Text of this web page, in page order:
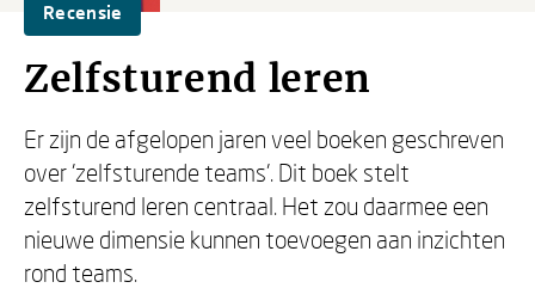
Recensie
Zelfsturend leren
Er zijn de afgelopen jaren veel boeken geschreven
over 'zelfsturende teams'. Dit boek stelt
zelfsturend leren centraal. Het zou daarmee een
nieuwe dimensie kunnen toevoegen aan inzichten
rond teams.